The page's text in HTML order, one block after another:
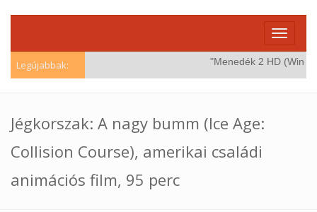
Toggle
Legújabbak: "Menedék 2 HD
Jégkorszak: A nagy bumm (Ice Age:
Collision Course), amerikai családi
animációs film, 95 perc